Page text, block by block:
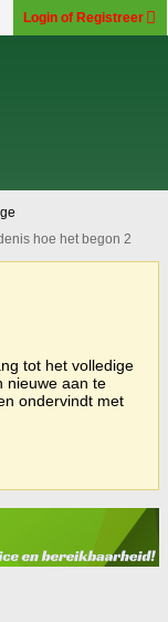
Login of Registreer
hoe het begon 2
tot het volledige
nieuwe aan te
ondervindt met